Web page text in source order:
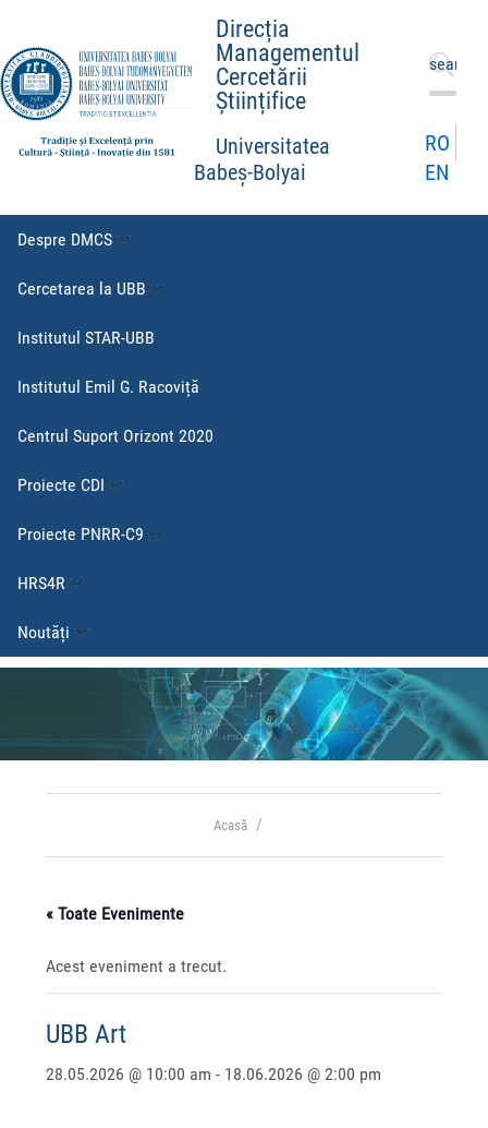
Direcția
Managementul
Cercetării
Științifice
Universitatea
Babeș-Bolyai
Caută
după:
RO
EN
Despre DMCS
Cercetarea la UBB
Institutul STAR-UBB
Institutul Emil G. Racoviță
Centrul Suport Orizont 2020
Proiecte CDI
Proiecte PNRR-C9
HRS4R
Noutăți
Acasă
« Toate Evenimente
Acest eveniment a trecut.
UBB Art
28.05.2026 @ 10:00 am - 18.06.2026 @ 2:00 pm